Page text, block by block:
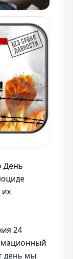
День
24
день мы